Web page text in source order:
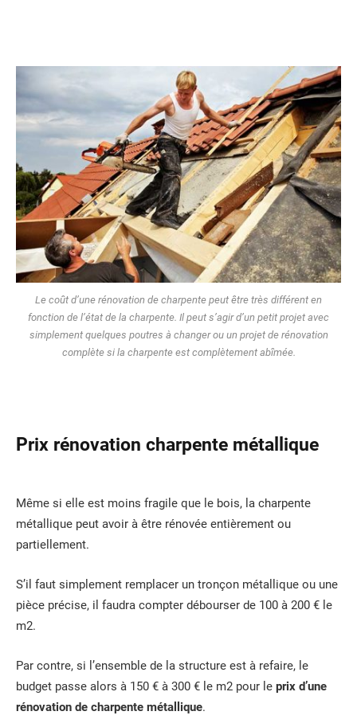
Le coût d’une rénovation de charpente peut être très différent en
fonction de l’état de la charpente. Il peut s’agir d’un petit projet avec
simplement quelques poutres à changer ou un projet de rénovation
complète si la charpente est complètement abîmée.
Prix rénovation charpente métallique
Même si elle est moins fragile que le bois, la charpente
métallique peut avoir à être rénovée entièrement ou
partiellement.
S’il faut simplement remplacer un tronçon métallique ou une
pièce précise, il faudra compter débourser de 100 à 200 € le
m2.
Par contre, si l’ensemble de la structure est à refaire, le
budget passe alors à 150 € à 300 € le m2 pour le prix d’une
rénovation de charpente métallique.